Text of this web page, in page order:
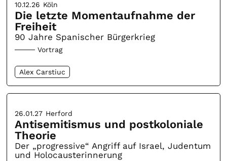
10.12.26 Köln
Die letzte Momentaufnahme der
Freiheit
90 Jahre Spanischer Bürgerkrieg
Vortrag
Alex Carstiuc
26.01.27 Herford
Antisemitismus und postkoloniale
Theorie
Der „progressive“ Angriff auf Israel, Judentum
und Holocausterinnerung